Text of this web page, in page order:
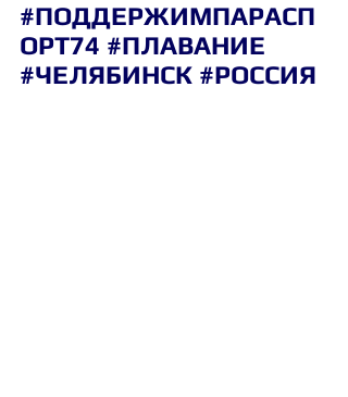
#ПОДДЕРЖИМПАРАСП
ОРТ74 #ПЛАВАНИЕ
#ЧЕЛЯБИНСК #РОССИЯ